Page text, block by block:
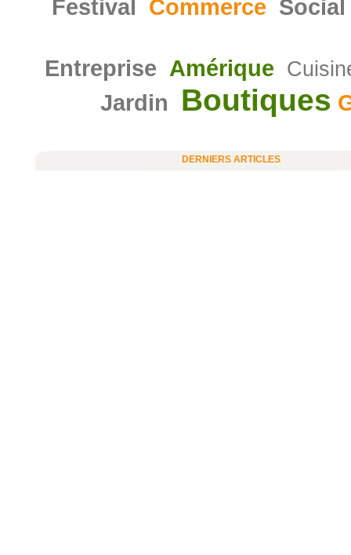
Festival Commerce Social
Entreprise Amérique
Jardin Boutiques
DERNIERS ARTICLES